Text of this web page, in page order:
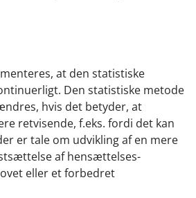
at den statistiske
Den statistiske metode
hvis det betyder, at
retvisende, f.eks. fordi det kan
er tale om udvikling af en mere
af hensættelses-
eller et forbedret